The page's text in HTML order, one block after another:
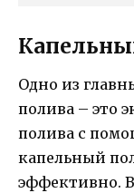
Одно из
полива – это
полива с
капельный
эффективно.